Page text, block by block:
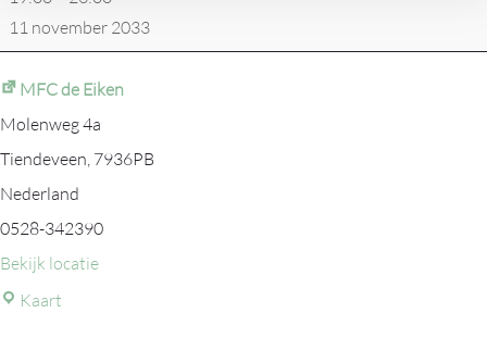
11 november 2033
MFC de Eiken
Molenweg 4a
Tiendeveen, 7936PB
Nederland
0528-342390
Bekijk locatie
Kaart